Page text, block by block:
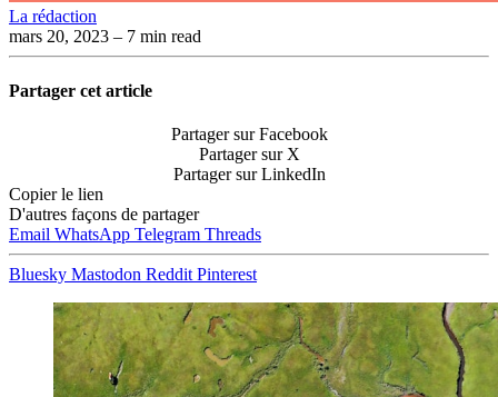
La rédaction
mars 20, 2023 – 7 min read
Partager cet article
Partager sur Facebook
Partager sur X
Partager sur LinkedIn
Copier le lien
D'autres façons de partager
Email WhatsApp Telegram Threads
Bluesky Mastodon Reddit Pinterest